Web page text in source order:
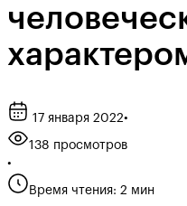
17 января 2022•
138 просмотров
•
Время чтения: 2 мин